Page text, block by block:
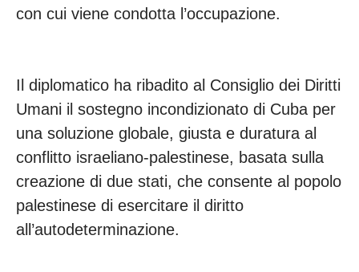
con cui viene condotta l’occupazione.
Il diplomatico ha ribadito al Consiglio dei Diritti
Umani il sostegno incondizionato di Cuba per
una soluzione globale, giusta e duratura al
conflitto israeliano-palestinese, basata sulla
creazione di due stati, che consente al popolo
palestinese di esercitare il diritto
all’autodeterminazione.